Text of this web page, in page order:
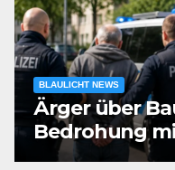
BLAULICHT NEWS
Ärger über
Bedrohung